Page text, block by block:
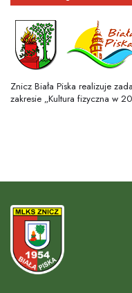
Znicz Biała Piska realizuje
zakresie „Kultura fizyczna w